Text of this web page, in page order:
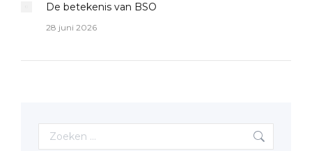
De betekenis van BSO
28 juni 2026
Search: